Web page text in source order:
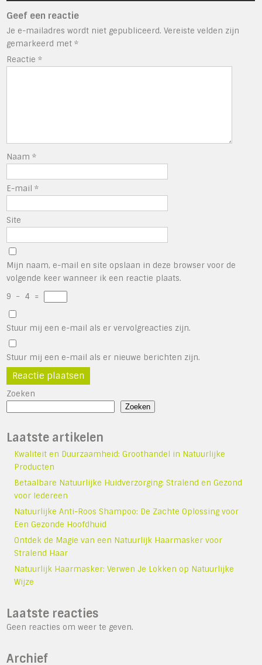
Geef een reactie
Je e-mailadres wordt niet gepubliceerd. Vereiste velden zijn
gemarkeerd met*
Reactie*
Naam*
E-mail*
Site
Mijn naam, e-mail en site opslaan in deze browser voor de
volgende keer wanneer ik een reactie plaats.
9 − 4 =
Stuur mij een e-mail als er vervolgreacties zijn.
Stuur mij een e-mail als er nieuwe berichten zijn.
Zoeken
Zoeken
Laatste artikelen
Kwaliteit en Duurzaamheid: Groothandel in Natuurlijke
Producten
Betaalbare Natuurlijke Huidverzorging: Stralend en Gezond
voor Iedereen
Natuurlijke Anti-Roos Shampoo: De Zachte Oplossing voor
Een Gezonde Hoofdhuid
Ontdek de Magie van een Natuurlijk Haarmasker voor
Stralend Haar
Natuurlijk Haarmasker: Verwen Je Lokken op Natuurlijke
Wijze
Laatste reacties
Geen reacties om weer te geven.
Archief